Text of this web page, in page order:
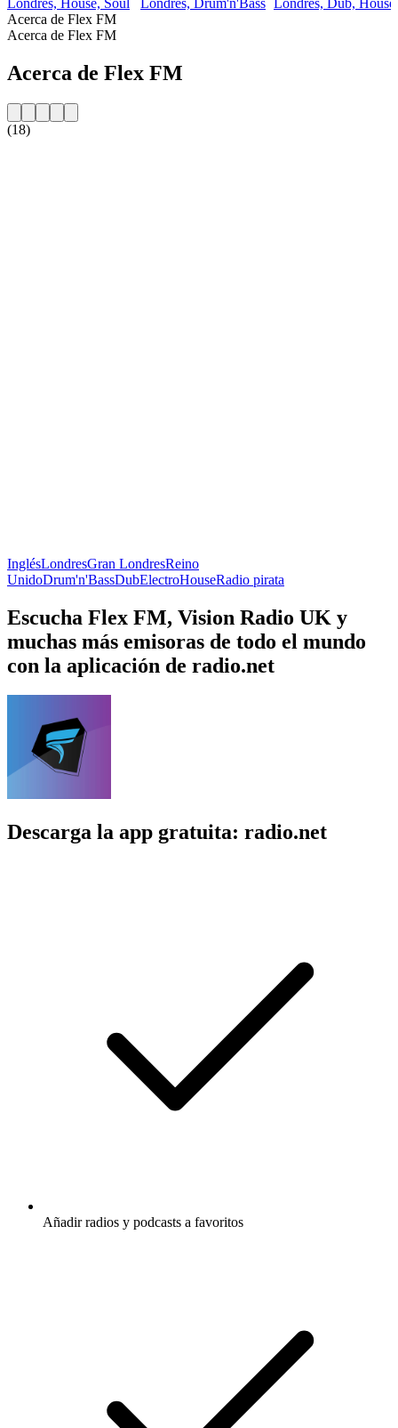
Acerca de Flex FM
Acerca de Flex FM
Acerca de Flex FM
(18)
InglésLondresGran LondresReino
UnidoDrum'n'BassDubElectroHouseRadio pirata
Escucha Flex FM, Vision Radio UK y
muchas más emisoras de todo el mundo
con la aplicación de radio.net
Descarga la app gratuita: radio.net
Añadir radios y podcasts a favoritos